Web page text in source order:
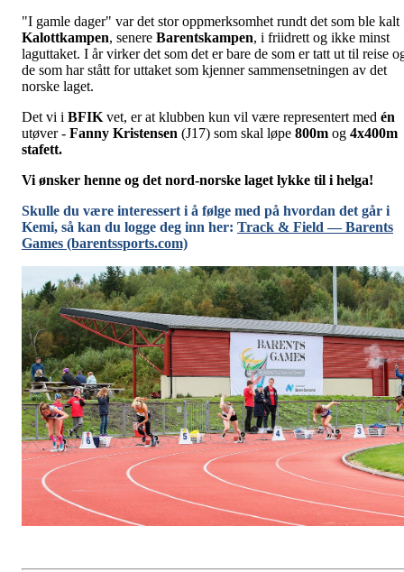
"I gamle dager" var det stor oppmerksomhet rundt det som ble kalt
Kalottkampen, senere Barentskampen, i friidrett og ikke minst
laguttaket. I år virker det som det er bare de som er tatt ut til reise
de som har stått for uttaket som kjenner sammensetningen av det
norske laget.
Det vi i BFIK vet, er at klubben kun vil være representert med én
utøver - Fanny Kristensen (J17) som skal løpe 800m og 4x400m
stafett.
Vi ønsker henne og det nord-norske laget lykke til i helga!
Skulle du være interessert i å følge med på hvordan det går i
Kemi, så kan du logge deg inn her: Track & Field — Barents
Games (barentssports.com)